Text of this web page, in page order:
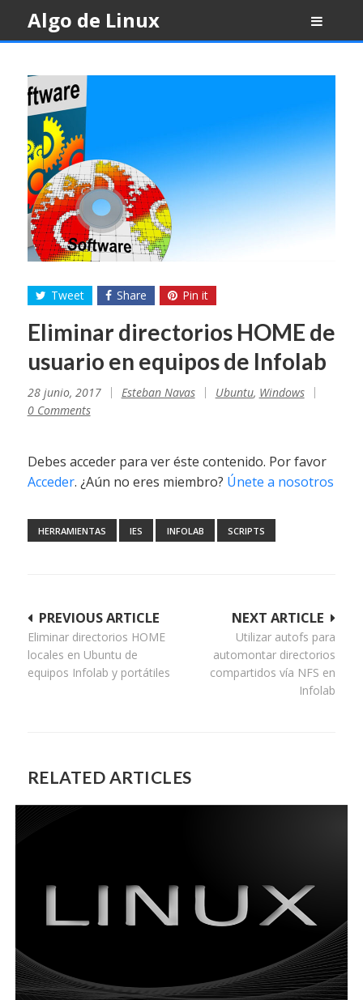
content
Algo de Linux
Tweet Share Pin it
Eliminar directorios HOME de
usuario en equipos de Infolab
28 junio, 2017 Esteban Navas Ubuntu, Windows
0 Comments
Debes acceder para ver éste contenido. Por favor
Acceder. ¿Aún no eres miembro? Únete a nosotros
HERRAMIENTAS IES INFOLAB SCRIPTS
Navegación
de
entradas
NEXT ARTICLE
Utilizar autofs para
automontar directorios
compartidos vía NFS en
Infolab
PREVIOUS ARTICLE
Eliminar directorios HOME
locales en Ubuntu de
equipos Infolab y portátiles
RELATED ARTICLES